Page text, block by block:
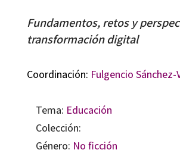
Fundamentos, retos y
transformación digital
Coordinación: Fulgencio Sánchez-
Tema: Educación
Colección:
Género: No ficción